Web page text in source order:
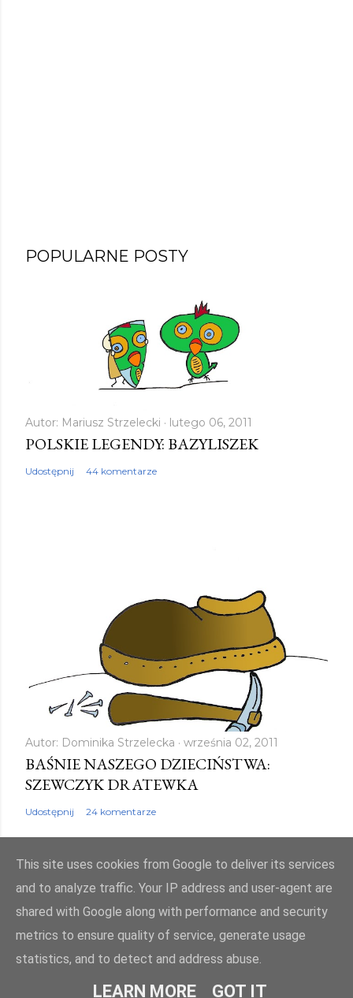
POPULARNE POSTY
Autor: Mariusz Strzelecki lutego 06, 2011
POLSKIE LEGENDY: BAZYLISZEK
Udostępnij 44 komentarze
Autor: Dominika Strzelecka września 02, 2011
BAŚNIE NASZEGO DZIECIŃSTWA:
SZEWCZYK DRATEWKA
Udostępnij 24 komentarze
Obsługiwane przez usługę Blogger
Autor obrazów motywu:Mae Burke
© bajkowyzakatek.eu 2010 - 2024. Wszelkie prawa zastrzeżone
This site uses cookies from Google to deliver its services
and to analyze traffic. Your IP address and user-agent are
shared with Google along with performance and security
metrics to ensure quality of service, generate usage
statistics, and to detect and address abuse.
LEARN MORE GOT IT